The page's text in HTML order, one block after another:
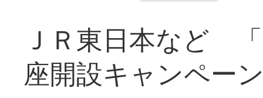
ＪＲ東日本など
座開設キャンペー